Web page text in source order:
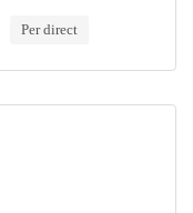
Per direct